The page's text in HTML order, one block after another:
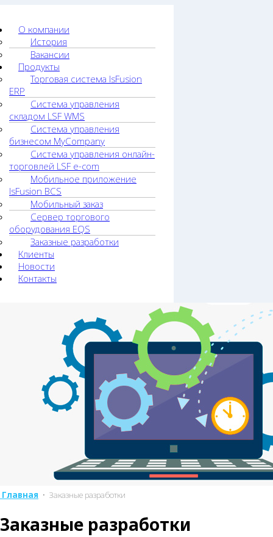
О компании
История
Вакансии
Продукты
Торговая система lsFusion
ERP
Система управления
складом LSF WMS
Система управления
бизнесом MyCompany
Система управления онлайн-
торговлей LSF e-com
Мобильное приложение
lsFusion BCS
Мобильный заказ
Сервер торгового
оборудования EQS
Заказные разработки
Клиенты
Новости
Контакты
Главная • Заказные разработки
Заказные разработки